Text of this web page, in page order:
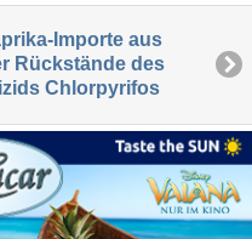
Importe aus
Rückstände des
Chlorpyrifos